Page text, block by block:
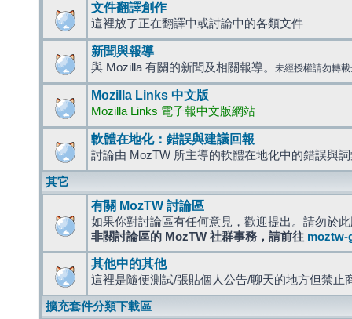
文件翻譯創作
這裡放了正在翻譯中或討論中的各類文件
新聞與報導
與 Mozilla 有關的新聞及相關報導。 未經授權請勿轉
Mozilla Links 中文版
Mozilla Links 電子報中文版網站
軟體在地化：錯誤與建議回報
討論由 MozTW 所主導的軟體在地化中的錯誤與
其它
有關 MozTW 討論區
如果你對討論區有任何意見，歡迎提出。請勿於
非關討論區的 MozTW 社群事務，請前往 moztw-
其他中的其他
這裡是隨便測試/張貼個人公告/聊天的地方但禁止
擴充套件分類下載區